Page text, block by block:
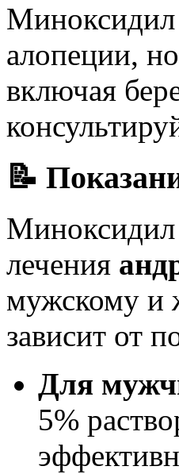
Миноксидил
алопеции,
включая
📝
Миноксидил
лечения
мужскому и
зависит от
Для
5%